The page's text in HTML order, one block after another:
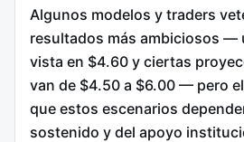
Algunos modelos y traders
resultados más ambiciosos —
vista en $4.60 y ciertas
van de $4.50 a $6.00 — pero
que estos escenarios
sostenido y del apoyo